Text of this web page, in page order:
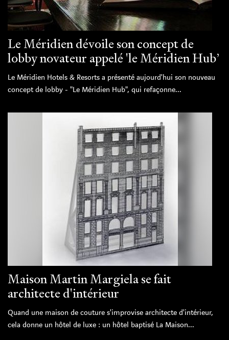
Le Méridien dévoile son concept de
lobby novateur appelé 'le Méridien Hub’
Le Méridien Hotels & Resorts a présenté aujourd'hui son nouveau
concept de lobby - "Le Méridien Hub", qui refaçonne...
Maison Martin Margiela se fait
architecte d'intérieur
Quand une maison de couture s'improvise architecte d'intérieur,
cela donne un hôtel de luxe : un hôtel baptisé La Maison...